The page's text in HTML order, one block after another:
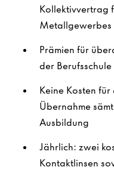
Kollektivvertrag
Metallgewerbes
Prämien für
der
Keine Kosten
Übernahme
Ausbildung
Jährlich: zwei
Kontaktlinsen